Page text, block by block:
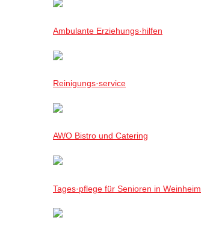
Ambulante Erziehungs·hilfen
Reinigungs·service
AWO Bistro und Catering
Tages·pflege für Senioren in Weinheim